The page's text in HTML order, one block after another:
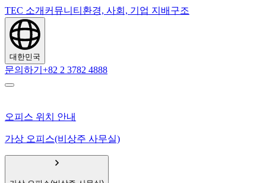
TEC 소개 커뮤니티 환경, 사회, 기업 지배구조
대한민국
문의하기 +82 2 3782 4888
오피스 위치 안내
가상 오피스(비상주 사무실)